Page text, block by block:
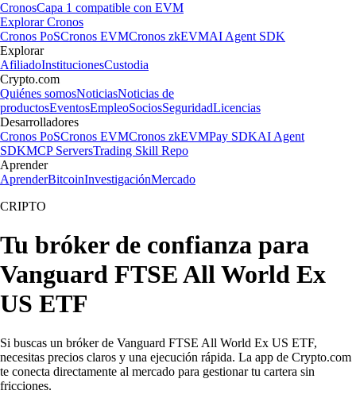
CronosCapa 1 compatible con EVM
Explorar Cronos
Cronos PoSCronos EVMCronos zkEVMAI Agent SDK
Explorar
AfiliadoInstitucionesCustodia
Crypto.com
Quiénes somosNoticiasNoticias de
productosEventosEmpleoSociosSeguridadLicencias
Desarrolladores
Cronos PoSCronos EVMCronos zkEVMPay SDKAI Agent
SDKMCP ServersTrading Skill Repo
Aprender
AprenderBitcoinInvestigaciónMercado
CRIPTO
Tu bróker de confianza para
Vanguard FTSE All World Ex
US ETF
Si buscas un bróker de Vanguard FTSE All World Ex US ETF,
necesitas precios claros y una ejecución rápida. La app de Crypto.com
te conecta directamente al mercado para gestionar tu cartera sin
fricciones.